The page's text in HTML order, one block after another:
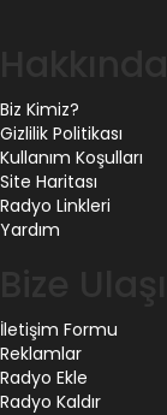
Biz Kimiz?
Gizlilik Politikası
Kullanım Koşulları
Site Haritası
Radyo Linkleri
Yardım
İletişim Formu
Reklamlar
Radyo Ekle
Radyo Kaldır